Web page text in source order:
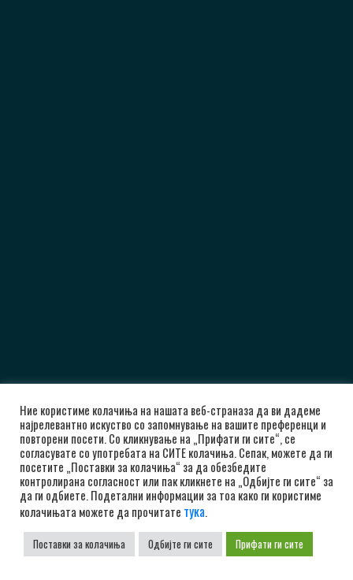
Ние користиме колачиња на нашата веб-страназа да ви дадеме
најрелевантно искуство со запомнување на вашите преференци и
повторени посети. Со кликнување на „Прифати ги сите“, се
согласувате со употребата на СИТЕ колачиња. Сепак, можете да ги
посетите „Поставки за колачиња“ за да обезбедите
контролирана согласност или пак кликнете на „Одбијте ги сите“ за
да ги одбиете. Подетални информации за тоа како ги користиме
колачињата можете да прочитате тука.
Поставки за колачиња Одбијте ги сите Прифати ги сите